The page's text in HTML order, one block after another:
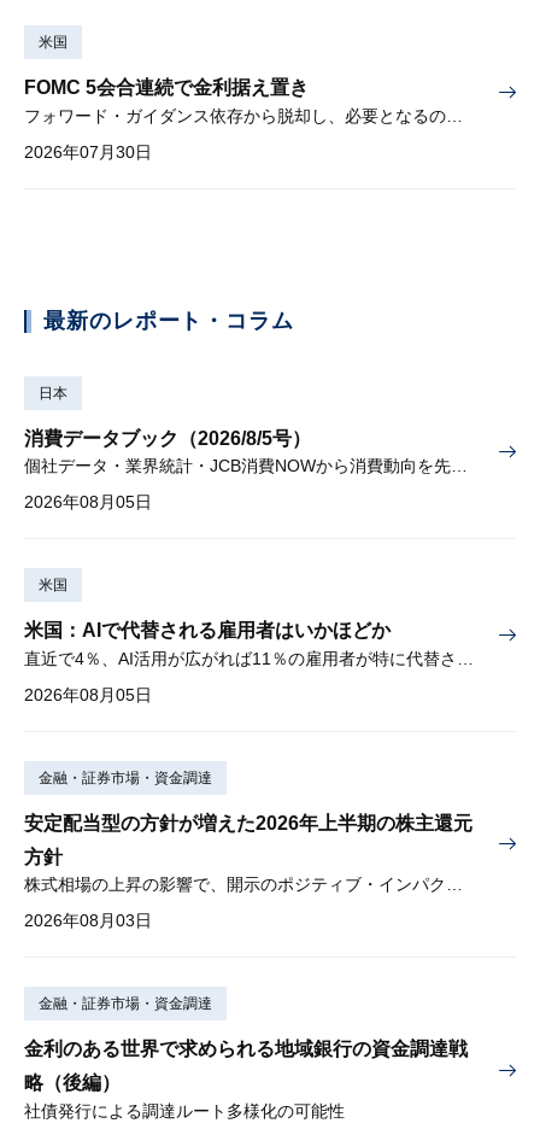
米国
FOMC 5会合連続で金利据え置き
2026年07月30日
最新のレポート・コラム
日本
消費データブック（2026/8/5号）
個社データ・業界統計・JCB消費NOWから消費動向を先取り
2026年08月05日
米国
米国：AIで代替される雇用者はいかほどか
2026年08月05日
金融・証券市場・資金調達
安定配当型の方針が増えた2026年上半期の株主還元
方針
株式相場の上昇の影響で、開示のポジティブ・インパクトは低下
2026年08月03日
金融・証券市場・資金調達
金利のある世界で求められる地域銀行の資金調達戦
略（後編）
社債発行による調達ルート多様化の可能性